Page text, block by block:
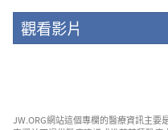
觀看影片
JW.ORG網站這個專欄的醫療資訊主要